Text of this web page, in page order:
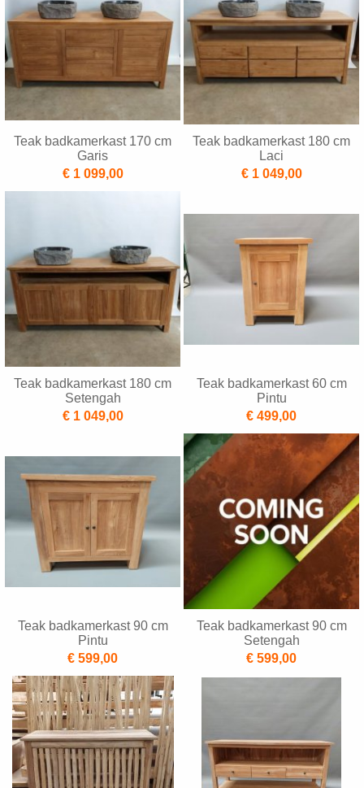
Teak badkamerkast 170 cm
Garis
€ 1 099,00
Teak badkamerkast 180 cm
Laci
€ 1 049,00
Teak badkamerkast 180 cm
Setengah
€ 1 049,00
Teak badkamerkast 60 cm
Pintu
€ 499,00
Teak badkamerkast 90 cm
Pintu
€ 599,00
Teak badkamerkast 90 cm
Setengah
€ 599,00